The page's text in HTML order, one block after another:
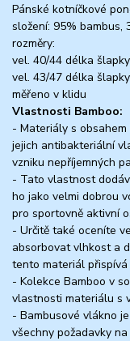
Pánské kotníčkové
složení: 95%
rozměry:
vel. 40/44 délka
vel. 43/47 délka
měřeno v klidu
Vlastnosti Bamboo:
- Materiály s
jejich antibakteriální
vzniku nepříjemných
- Tato vlastnost
ho jako velmi dobrou
pro sportovně aktivní
- Určitě také oceníte
absorbovat vlhkost a
tento materiál přispívá
- Kolekce Bamboo v
vlastnosti materiálu s
- Bambusové vlákno
všechny požadavky